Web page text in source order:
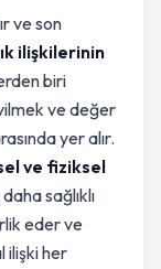
ve son
ilişkilerinin
biri
ve değer
yer alır.
ve fiziksel
sağlıklı
eder ve
ilişki her